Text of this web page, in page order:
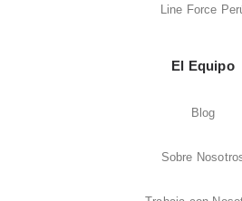
Line Force
El Equipo
Blog
Sobre